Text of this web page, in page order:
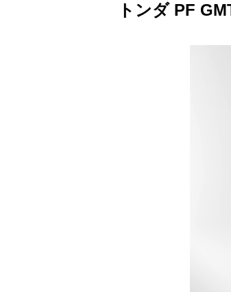
トンダ PF